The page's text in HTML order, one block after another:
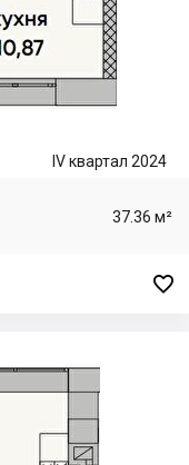
IV квартал 2024
37.36 м²
